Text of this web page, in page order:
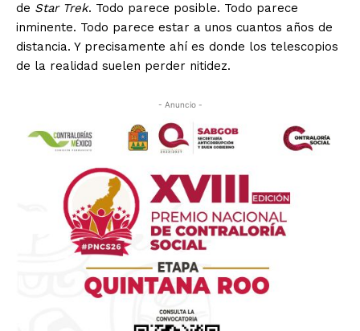
de Star Trek. Todo parece posible. Todo parece
inminente. Todo parece estar a unos cuantos años de
distancia. Y precisamente ahí es donde los telescopios
de la realidad suelen perder nitidez.
- Anuncio -